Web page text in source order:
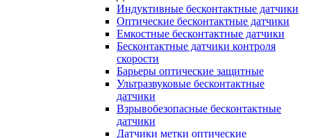
Индуктивные бесконтактные датчики
Оптические бесконтактные датчики
Емкостные бесконтактные датчики
Бесконтактные датчики контроля
скорости
Барьеры оптические защитные
Ультразвуковые бесконтактные
датчики
Взрывобезопасные бесконтактные
датчики
Датчики метки оптические